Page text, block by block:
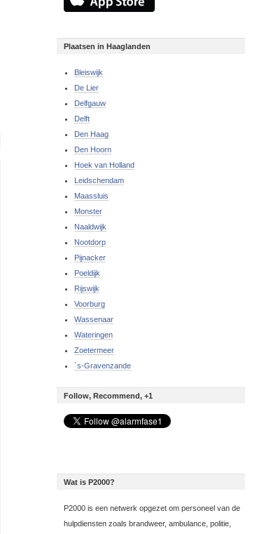
Plaatsen in Haaglanden
Bleiswijk
De Lier
Delfgauw
Delft
Den Haag
Den Hoorn
Hoek van Holland
Leidschendam
Maassluis
Monster
Naaldwijk
Nootdorp
Pijnacker
Poeldijk
Rijswijk
Voorburg
Wassenaar
Wateringen
Zoetermeer
`s-Gravenzande
Follow, Recommend, +1
Wat is P2000?
P2000 is een netwerk opgezet om personeel van de
hulpdiensten zoals brandweer, ambulance, politie,